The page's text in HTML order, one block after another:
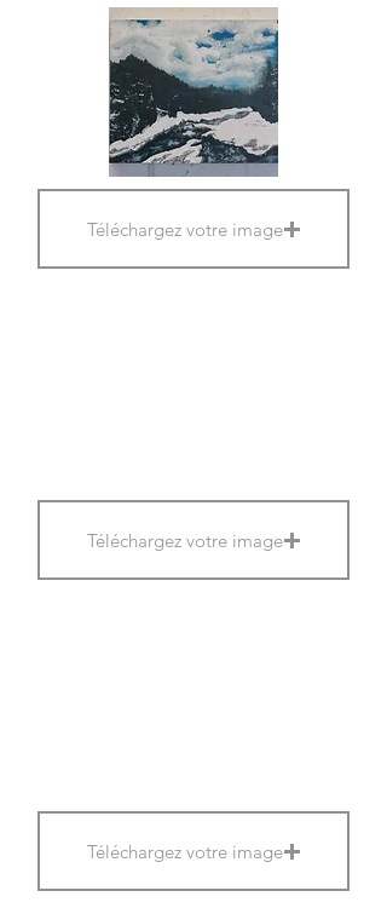
Téléchargez votre image
Téléchargez votre image
Téléchargez votre image